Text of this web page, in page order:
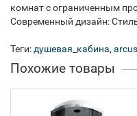
комнат с ограниченным
Современный дизайн:
Теги: душевая_кабина, arcus
Похожие товары